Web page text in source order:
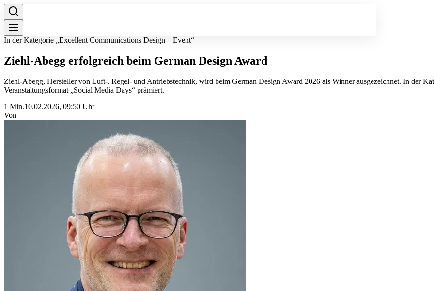
In der Kategorie „Excellent Communications Design – Event“
Ziehl-Abegg erfolgreich beim German Design Award
Ziehl-Abegg, Hersteller von Luft-, Regel- und Antriebstechnik, wird beim German Design Award 2026 als Winner ausgezeichnet. In der
Veranstaltungsformat „Social Media Days“ prämiert.
1 Min.10.02.2026, 09:50 Uhr
Von